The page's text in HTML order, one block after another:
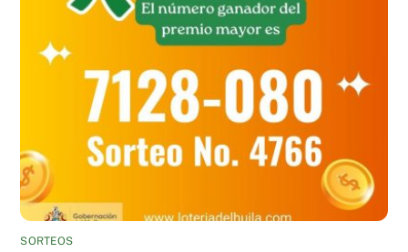
SORTEOS